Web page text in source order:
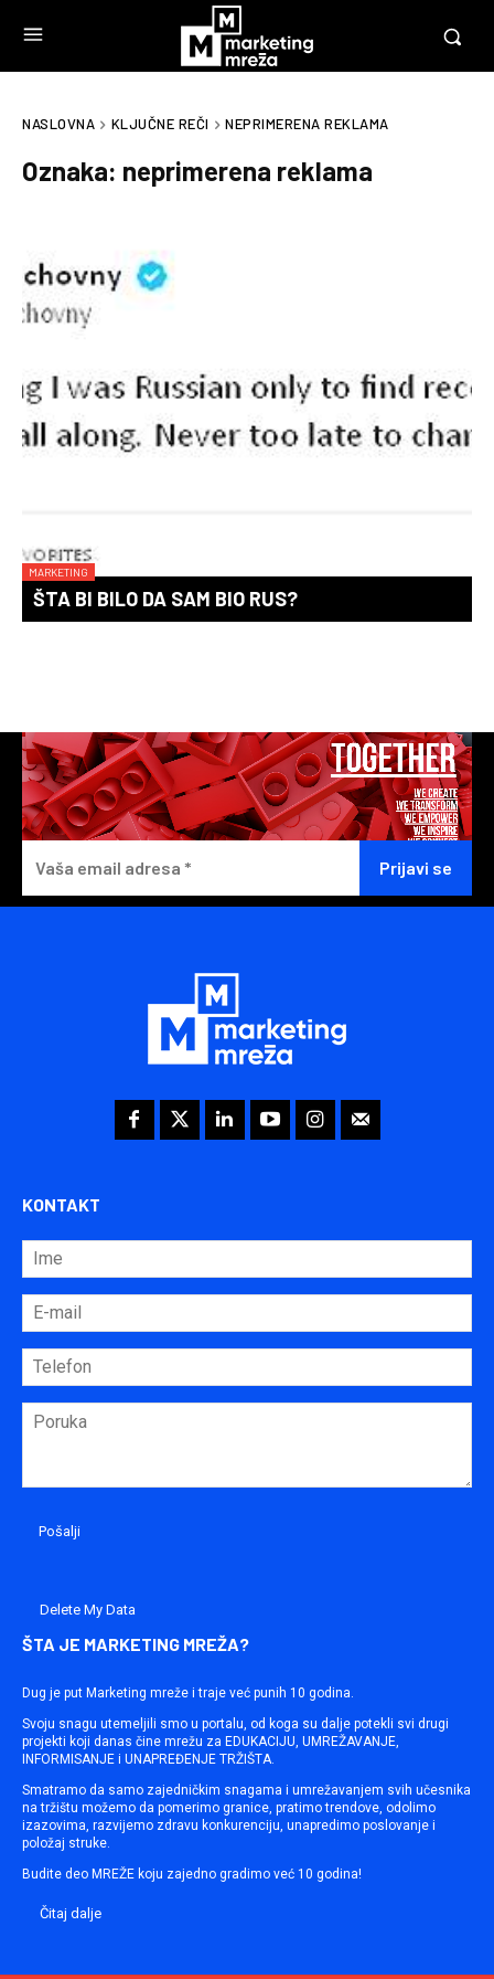
NASLOVNA KLJUČNE REČI NEPRIMERENA REKLAMA
Oznaka: neprimerena reklama
MARKETING
ŠTA BI BILO DA SAM BIO RUS?
KONTAKT
Delete My Data
ŠTA JE MARKETING MREŽA?
Dug je put Marketing mreže i traje već punih 10 godina.
Svoju snagu utemeljili smo u portalu, od koga su dalje potekli svi drugi
projekti koji danas čine mrežu za EDUKACIJU, UMREŽAVANJE,
INFORMISANJE i UNAPREĐENJE TRŽIŠTA.
Smatramo da samo zajedničkim snagama i umrežavanjem svih učesnika
na tržištu možemo da pomerimo granice, pratimo trendove, odolimo
izazovima, razvijemo zdravu konkurenciju, unapredimo poslovanje i
položaj struke.
Budite deo MREŽE koju zajedno gradimo već 10 godina!
Čitaj dalje